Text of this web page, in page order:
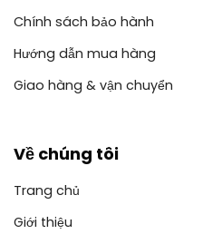
Chính sách bảo hành
Hướng dẫn mua hàng
Giao hàng & vận chuyển
Về chúng tôi
Trang chủ
Giới thiệu